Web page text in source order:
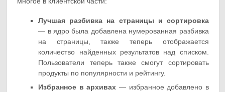
Лучшая разбивка на страницы и сортировка
— в ядро была добавлена нумерованная разбивка
на страницы, также теперь отображается
количество найденных результатов над списком.
Пользователи теперь также смогут сортировать
продукты по популярности и рейтингу.
Избранное в архивах — избранное добавлено в